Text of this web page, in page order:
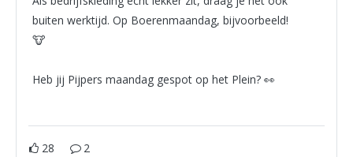
buiten werktijd. Op Boerenmaandag, bijvoorbeeld!
🐮
Heb jij Pijpers maandag gespot op het Plein? 👀
28 2